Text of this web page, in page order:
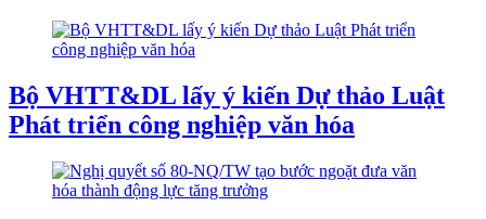
Bộ VHTT&DL lấy ý kiến Dự thảo Luật
Phát triển công nghiệp văn hóa